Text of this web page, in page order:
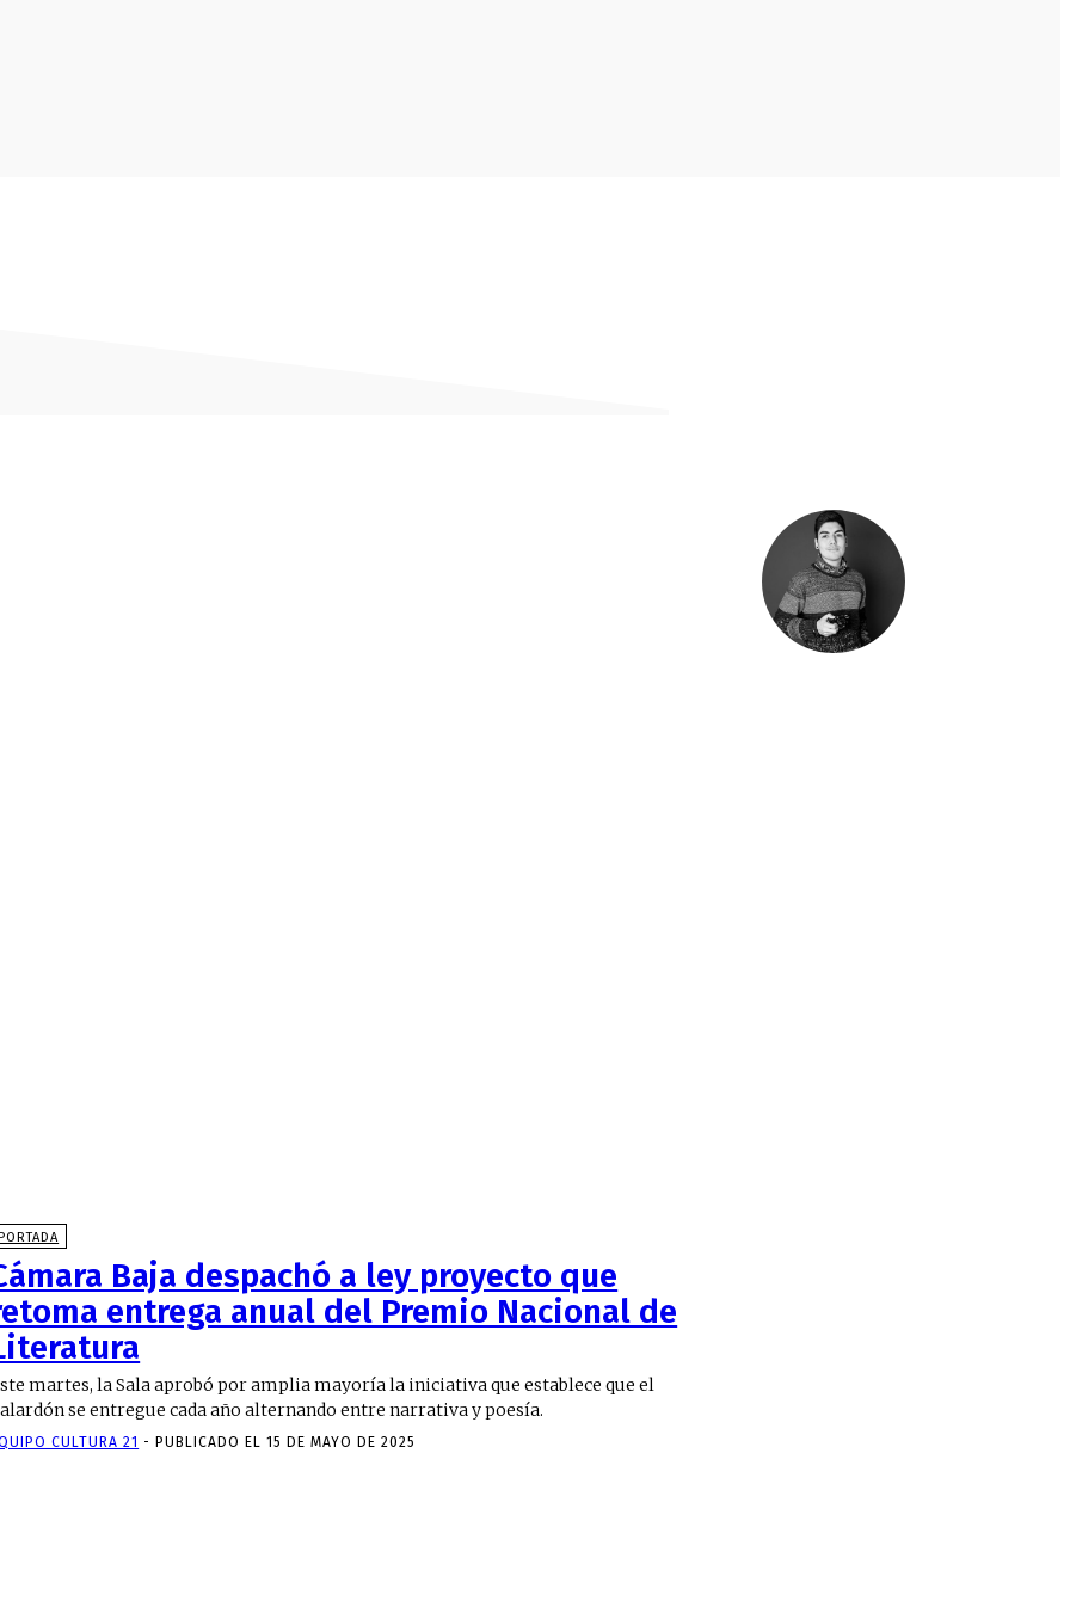
Baja despachó a ley proyecto que
entrega anual del Premio Nacional de
martes, la Sala aprobó por amplia mayoría la iniciativa que establece que el
se entregue cada año alternando entre narrativa y poesía.
CULTURA 21 - PUBLICADO EL 15 DE MAYO DE 2025